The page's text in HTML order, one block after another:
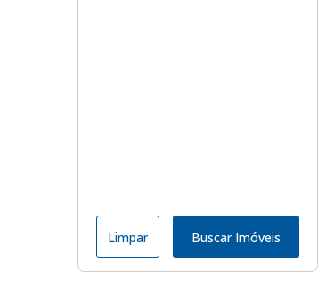
Limpar Buscar Imóveis